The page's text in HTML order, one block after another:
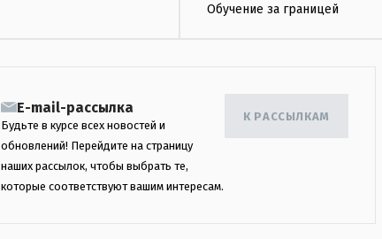
Обучение за границей
E-mail-рассылка
Будьте в курсе всех новостей и
обновлений! Перейдите на страницу
наших рассылок, чтобы выбрать те,
которые соответствуют вашим интересам.
К РАССЫЛКАМ